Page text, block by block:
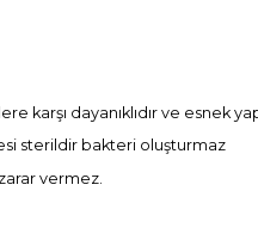
dayanıklıdır ve esnek
sterildir bakteri oluşturmaz
vermez.